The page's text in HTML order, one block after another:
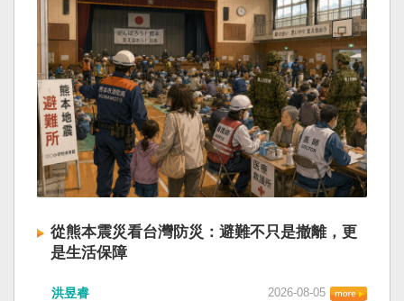
從熊本震災看台灣防災：避難不只是撤離，更
是生活保障
洪昱睿 2026-08-05